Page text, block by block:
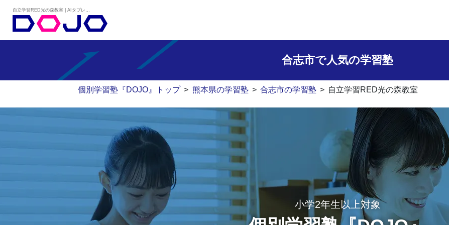
合志市で人気の学習塾
個別学習塾『DOJO』トップ > 熊本県の学習塾 > 合志市の学習塾 > 自立学習RED光の森教室
小学2年生以上対象